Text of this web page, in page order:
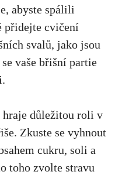
abyste spálili
přidejte cvičení
svalů, jako jsou
vaše břišní partie
hraje důležitou roli v
Zkuste se vyhnout
cukru, soli a
toho zvolte stravu